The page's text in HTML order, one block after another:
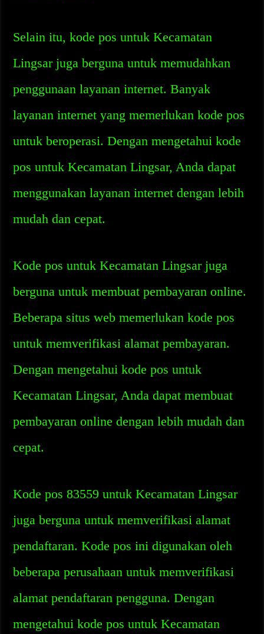
Selain itu, kode pos untuk Kecamatan
Lingsar juga berguna untuk memudahkan
penggunaan layanan internet. Banyak
layanan internet yang memerlukan kode pos
untuk beroperasi. Dengan mengetahui kode
pos untuk Kecamatan Lingsar, Anda dapat
menggunakan layanan internet dengan lebih
mudah dan cepat.
Kode pos untuk Kecamatan Lingsar juga
berguna untuk membuat pembayaran online.
Beberapa situs web memerlukan kode pos
untuk memverifikasi alamat pembayaran.
Dengan mengetahui kode pos untuk
Kecamatan Lingsar, Anda dapat membuat
pembayaran online dengan lebih mudah dan
cepat.
Kode pos 83559 untuk Kecamatan Lingsar
juga berguna untuk memverifikasi alamat
pendaftaran. Kode pos ini digunakan oleh
beberapa perusahaan untuk memverifikasi
alamat pendaftaran pengguna. Dengan
mengetahui kode pos untuk Kecamatan